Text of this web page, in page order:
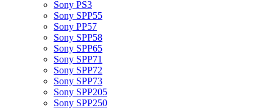
Sony PS3
Sony SPP55
Sony PP57
Sony SPP58
Sony SPP65
Sony SPP71
Sony SPP72
Sony SPP73
Sony SPP205
Sony SPP250